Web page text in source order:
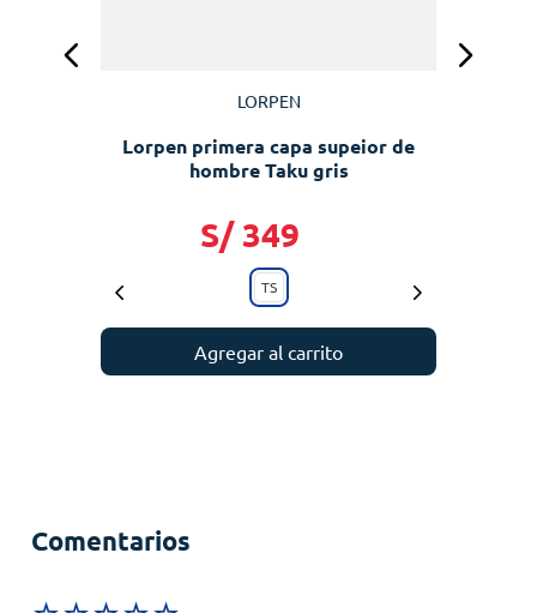
LORPEN
Lorpen primera capa supeior de
hombre Taku gris
S/ 349
TS
Agregar al carrito
Comentarios